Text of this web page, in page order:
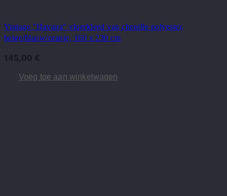
Vintage "Havana" vloerkleed van chenille polyester,
beige/blauw/oranje, 160 x 230 cm
145,00 €
Voeg toe aan winkelwagen